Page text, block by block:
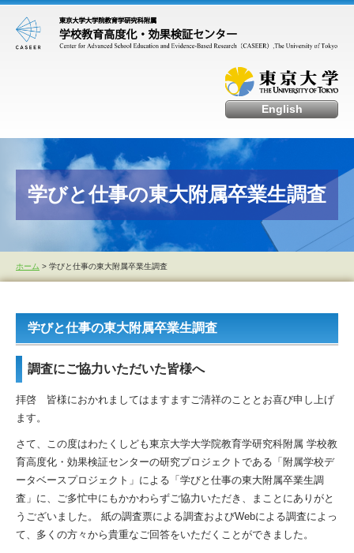
English
学びと仕事の東大附属卒業生調査
ホーム > 学びと仕事の東大附属卒業生調査
学びと仕事の東大附属卒業生調査
調査にご協力いただいた皆様へ
拝啓 皆様におかれましてはますますご清祥のこととお喜び申し上げ
ます。
さて、この度はわたくしども東京大学大学院教育学研究科附属 学校教
育高度化・効果検証センターの研究プロジェクトである「附属学校デ
ータベースプロジェクト」による「学びと仕事の東大附属卒業生調
査」に、ご多忙中にもかかわらずご協力いただき、まことにありがと
うございました。 紙の調査票による調査およびWebによる調査によっ
て、多くの方々から貴重なご回答をいただくことができました。